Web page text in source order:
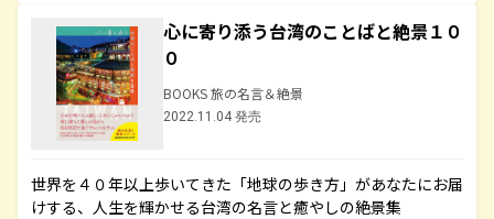
心に寄り添う台湾のことばと絶景１０
０
BOOKS 旅の名言＆絶景
2022.11.04 発売
世界を４０年以上歩いてきた「地球の歩き方」があなたにお届
けする、人生を輝かせる台湾の名言と癒やしの絶景集